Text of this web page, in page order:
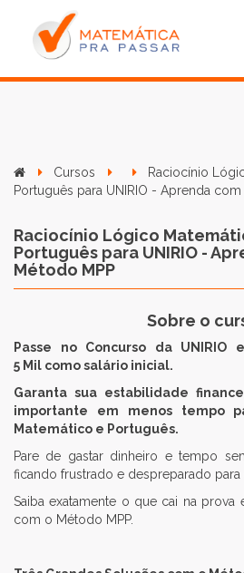
Cursos
Raciocínio
Português para UNIRIO - Aprenda
Raciocínio Lógico
Português para UNIRIO -
Método MPP
Sobre o
Passe no Concurso da
5 Mil como salário inicial.
Garanta sua estabilidade
importante em menos tempo
Matemático e Português.
Pare de gastar dinheiro e tempo
ficando frustrado e despreparado para
Saiba exatamente o que cai na
com o Método MPP.